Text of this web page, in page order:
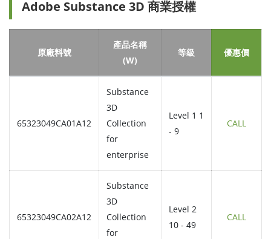
Adobe Substance 3D 商業授權
原廠料號
產品名稱
(W)
等級 優惠價
65323049CA01A12
Substance
3D
Collection
for
enterprise
Level 1 1
- 9
CALL
65323049CA02A12
Substance
3D
Collection
for
Level 2
10 - 49
CALL